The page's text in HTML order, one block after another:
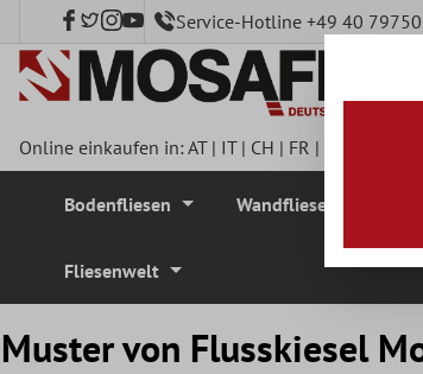
springen Service-Hotline +49 40
Online einkaufen in:AT| IT| CH | FR |
Bodenfliesen Wandfliesen
Fliesenwelt
Muster von Flusskiesel